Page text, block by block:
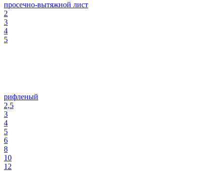
просечно-вытяжной лист
2
3
4
5
рифленый
2,5
3
4
5
6
8
10
12